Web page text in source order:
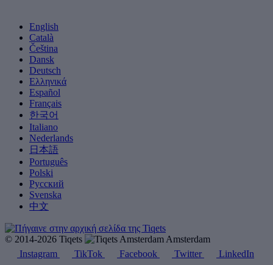
English
Català
Čeština
Dansk
Deutsch
Ελληνικά
Español
Français
한국어
Italiano
Nederlands
日本語
Português
Polski
Русский
Svenska
中文
© 2014-2026 Tiqets
Amsterdam
Instagram
TikTok Facebook Twitter LinkedIn